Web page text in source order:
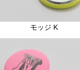
モッジ K